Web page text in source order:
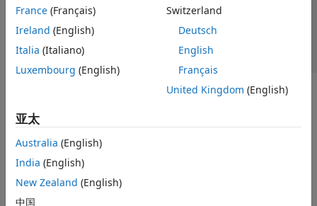
France (Français)
Ireland (English)
Italia (Italiano)
Luxembourg (English)
Switzerland
Deutsch
English
Français
United Kingdom (English)
亚太
Australia (English)
India (English)
New Zealand (English)
中国